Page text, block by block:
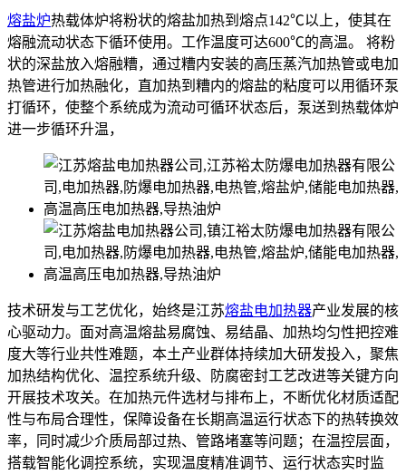
熔盐炉热载体炉将粉状的熔盐加热到熔点142℃以上，使其在
熔融流动状态下循环使用。工作温度可达600℃的高温。 将粉
状的深盐放入熔融糟，通过糟内安装的高压蒸汽加热管或电加
热管进行加热融化，直加热到糟内的熔盐的粘度可以用循环泵
打循环，使整个系统成为流动可循环状态后，泵送到热载体炉
进一步循环升温，
技术研发与工艺优化，始终是江苏熔盐电加热器产业发展的核
心驱动力。面对高温熔盐易腐蚀、易结晶、加热均匀性把控难
度大等行业共性难题，本土产业群体持续加大研发投入，聚焦
加热结构优化、温控系统升级、防腐密封工艺改进等关键方向
开展技术攻关。在加热元件选材与排布上，不断优化材质适配
性与布局合理性，保障设备在长期高温运行状态下的热转换效
率，同时减少介质局部过热、管路堵塞等问题；在温控层面，
搭载智能化调控系统，实现温度精准调节、运行状态实时监